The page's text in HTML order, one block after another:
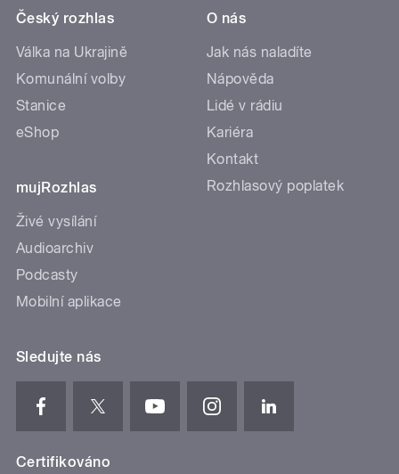
Český rozhlas
Válka na Ukrajině
Komunální volby
Stanice
eShop
mujRozhlas
Živé vysílání
Audioarchiv
Podcasty
Mobilní aplikace
O nás
Jak nás naladíte
Nápověda
Lidé v rádiu
Kariéra
Kontakt
Rozhlasový poplatek
Sledujte nás
Certifikováno